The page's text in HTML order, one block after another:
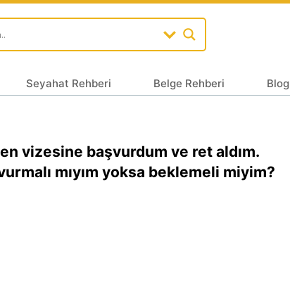
Seyahat Rehberi Belge Rehberi Blog
vizesine başvurdum ve ret aldım.
mıyım yoksa beklemeli miyim?